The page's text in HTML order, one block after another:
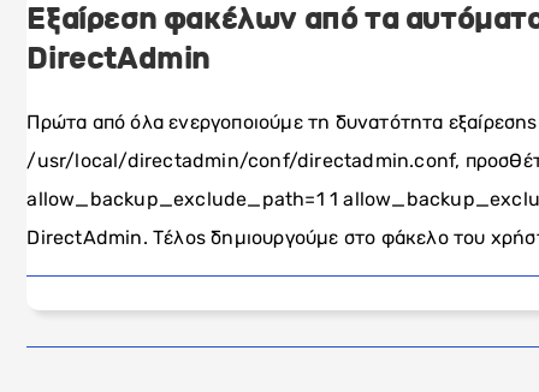
Εξαίρεση φακέλων από τα
DirectAdmin
Πρώτα από όλα ενεργοποιούμε τη δυνατότητα
/usr/local/directadmin/conf/directadmin.conf,
allow_backup_exclude_path=1 1
DirectAdmin. Τέλος δημιουργούμε στο φάκελο του